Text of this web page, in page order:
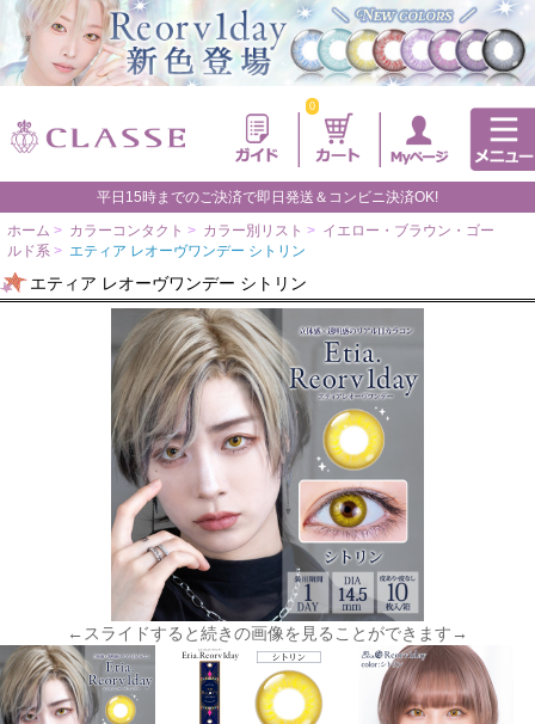
0
平日15時までのご決済で即日発送＆コンビニ決済OK!
ホーム > カラーコンタクト > カラー別リスト > イエロー・ブラウン・ゴー
ルド系 > エティア レオーヴワンデー シトリン
エティア レオーヴワンデー シトリン
←スライドすると続きの画像を見ることができます→